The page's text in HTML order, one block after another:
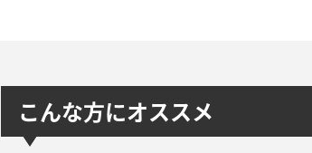
こんな方にオススメ